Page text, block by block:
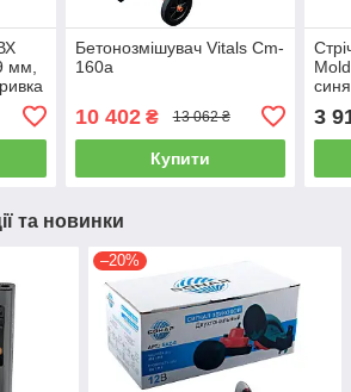
мм,
Бетонозмішувач Vitals Cm-
160a
10 402₴ 13 062 ₴
Купити
3
та новинки
–20%